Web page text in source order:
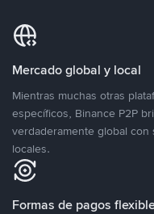
Mercado global y local
Mientras muchas otras
específicos, Binance P2P
verdaderamente global
locales.
Formas de pagos